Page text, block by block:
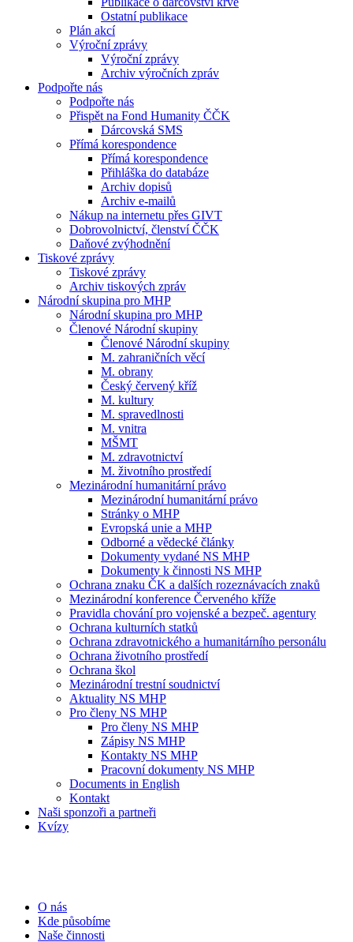
Ostatní publikace
Plán akcí
Výroční zprávy
Výroční zprávy
Archiv výročních zpráv
Podpořte nás
Podpořte nás
Přispět na Fond Humanity ČČK
Dárcovská SMS
Přímá korespondence
Přímá korespondence
Přihláška do databáze
Archiv dopisů
Archiv e-mailů
Nákup na internetu přes GIVT
Dobrovolnictví, členství ČČK
Daňové zvýhodnění
Tiskové zprávy
Tiskové zprávy
Archiv tiskových zpráv
Národní skupina pro MHP
Národní skupina pro MHP
Členové Národní skupiny
Členové Národní skupiny
M. zahraničních věcí
M. obrany
Český červený kříž
M. kultury
M. spravedlnosti
M. vnitra
MŠMT
M. zdravotnictví
M. životního prostředí
Mezinárodní humanitární právo
Mezinárodní humanitární právo
Stránky o MHP
Evropská unie a MHP
Odborné a vědecké články
Dokumenty vydané NS MHP
Dokumenty k činnosti NS MHP
Ochrana znaku ČK a dalších rozeznávacích znaků
Mezinárodní konference Červeného kříže
Pravidla chování pro vojenské a bezpeč. agentury
Ochrana kulturních statků
Ochrana zdravotnického a humanitárního personálu
Ochrana životního prostředí
Ochrana škol
Mezinárodní trestní soudnictví
Aktuality NS MHP
Pro členy NS MHP
Pro členy NS MHP
Zápisy NS MHP
Kontakty NS MHP
Pracovní dokumenty NS MHP
Documents in English
Kontakt
Naši sponzoři a partneři
Kvízy
O nás
Kde působíme
Naše činnosti